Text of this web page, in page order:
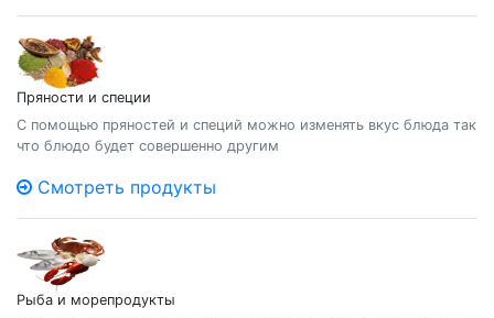
Пряности и специи
С помощью пряностей и специй можно изменять вкус блюда так
что блюдо будет совершенно другим
Смотреть продукты
Рыба и морепродукты